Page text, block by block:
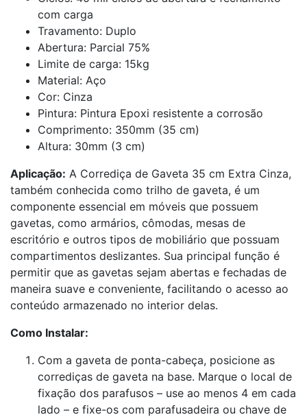
com carga
Travamento: Duplo
Abertura: Parcial 75%
Limite de carga: 15kg
Material: Aço
Cor: Cinza
Pintura: Pintura Epoxi resistente a corrosão
Comprimento: 350mm (35 cm)
Altura: 30mm (3 cm)
Aplicação: A Corrediça de Gaveta 35 cm Extra Cinza,
também conhecida como trilho de gaveta, é um
componente essencial em móveis que possuem
gavetas, como armários, cômodas, mesas de
escritório e outros tipos de mobiliário que possuam
compartimentos deslizantes. Sua principal função é
permitir que as gavetas sejam abertas e fechadas de
maneira suave e conveniente, facilitando o acesso ao
conteúdo armazenado no interior delas.
Como Instalar:
Com a gaveta de ponta-cabeça, posicione as
corrediças de gaveta na base. Marque o local de
­fixação dos parafusos – use ao menos 4 em cada
lado – e fixe-os com parafusadeira ou chave de